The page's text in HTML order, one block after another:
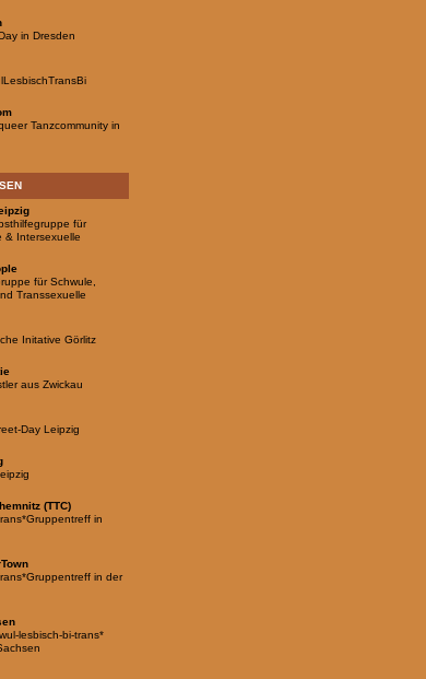
in Dresden
Tanzcommunity in
für
& Intersexuelle
für Schwule,
Transsexuelle
Initative Görlitz
aus Zwickau
Day Leipzig
(TTC)
in
in der
lesbisch-bi-trans*